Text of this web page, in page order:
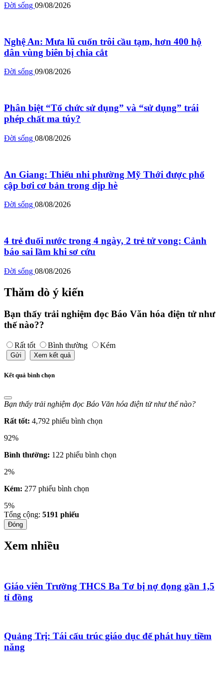
Đời sống 09/08/2026
Nghệ An: Mưa lũ cuốn trôi cầu tạm, hơn 400 hộ
dân vùng biên bị chia cắt
Đời sống 09/08/2026
Phân biệt “Tổ chức sử dụng” và “sử dụng” trái
phép chất ma túy?
Đời sống 08/08/2026
An Giang: Thiếu nhi phường Mỹ Thới được phổ
cập bơi cơ bản trong dịp hè
Đời sống 08/08/2026
4 trẻ đuối nước trong 4 ngày, 2 trẻ tử vong: Cảnh
báo sai lầm khi sơ cứu
Đời sống 08/08/2026
Thăm dò ý kiến
Bạn thấy trải nghiệm đọc Báo Văn hóa điện tử như
thế nào??
Rất tốt Bình thường Kém
Gửi Xem kết quả
Kết quả bình chọn
Bạn thấy trải nghiệm đọc Báo Văn hóa điện tử như thế nào?
Rất tốt: 4,792 phiếu bình chọn
92%
Bình thường: 122 phiếu bình chọn
2%
Kém: 277 phiếu bình chọn
5%
Tổng cộng: 5191 phiếu
Đóng
Xem nhiều
Giáo viên Trường THCS Ba Tơ bị nợ đọng gần 1,5
tỉ đồng
Quảng Trị: Tái cấu trúc giáo dục để phát huy tiềm
năng